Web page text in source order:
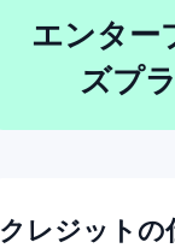
エンター
ズプ
クレジットの